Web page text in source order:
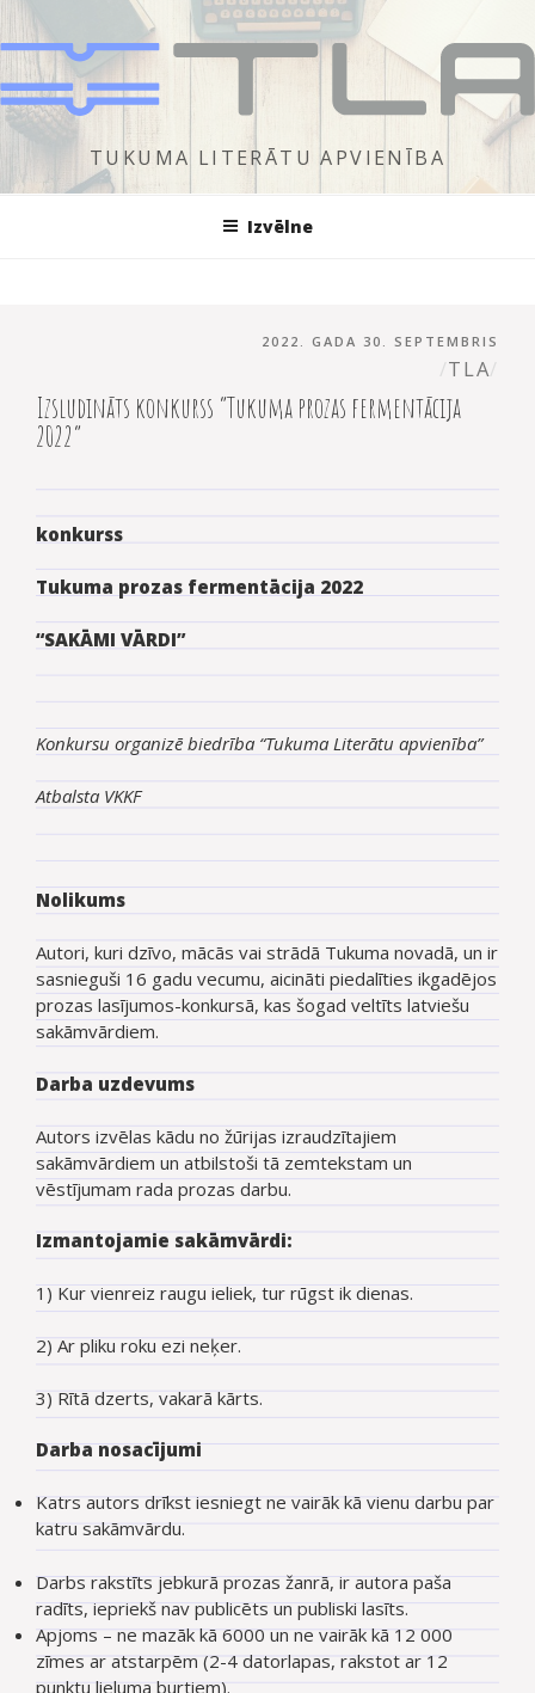
uz
saturu
TUKUMA LITERĀTU APVIENĪBA
Izvēlne
PUBLICĒTS
2022. GADA 30. SEPTEMBRIS
TLA
Izsludināts konkurss “Tukuma prozas fermentācija
2022”
konkurss
Tukuma prozas fermentācija 2022
“SAKĀMI VĀRDI”
Konkursu organizē biedrība “Tukuma Literātu apvienība”
Atbalsta VKKF
Nolikums
Autori, kuri dzīvo, mācās vai strādā Tukuma novadā, un ir
sasnieguši 16 gadu vecumu, aicināti piedalīties ikgadējos
prozas lasījumos-konkursā, kas šogad veltīts latviešu
sakāmvārdiem.
Darba uzdevums
Autors izvēlas kādu no žūrijas izraudzītajiem
sakāmvārdiem un atbilstoši tā zemtekstam un
vēstījumam rada prozas darbu.
Izmantojamie sakāmvārdi:
1) Kur vienreiz raugu ieliek, tur rūgst ik dienas.
2) Ar pliku roku ezi neķer.
3) Rītā dzerts, vakarā kārts.
Darba nosacījumi
Katrs autors drīkst iesniegt ne vairāk kā vienu darbu par
katru sakāmvārdu.
Darbs rakstīts jebkurā prozas žanrā, ir autora paša
radīts, iepriekš nav publicēts un publiski lasīts.
Apjoms – ne mazāk kā 6000 un ne vairāk kā 12 000
zīmes ar atstarpēm (2-4 datorlapas, rakstot ar 12
punktu lieluma burtiem).